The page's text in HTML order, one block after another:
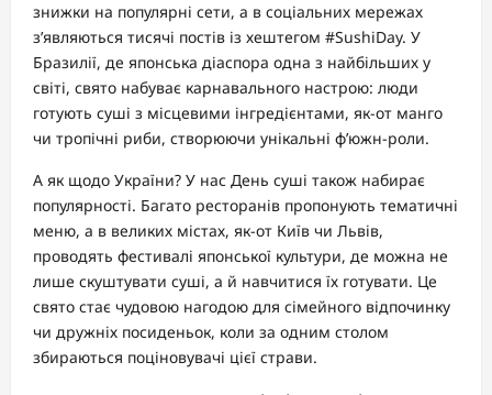
знижки на популярні сети, а в соціальних мережах
з’являються тисячі постів із хештегом #SushiDay. У
Бразилії, де японська діаспора одна з найбільших у
світі, свято набуває карнавального настрою: люди
готують суші з місцевими інгредієнтами, як-от манго
чи тропічні риби, створюючи унікальні ф’южн-роли.
А як щодо України? У нас День суші також набирає
популярності. Багато ресторанів пропонують тематичні
меню, а в великих містах, як-от Київ чи Львів,
проводять фестивалі японської культури, де можна не
лише скуштувати суші, а й навчитися їх готувати. Це
свято стає чудовою нагодою для сімейного відпочинку
чи дружніх посиденьок, коли за одним столом
збираються поціновувачі цієї страви.